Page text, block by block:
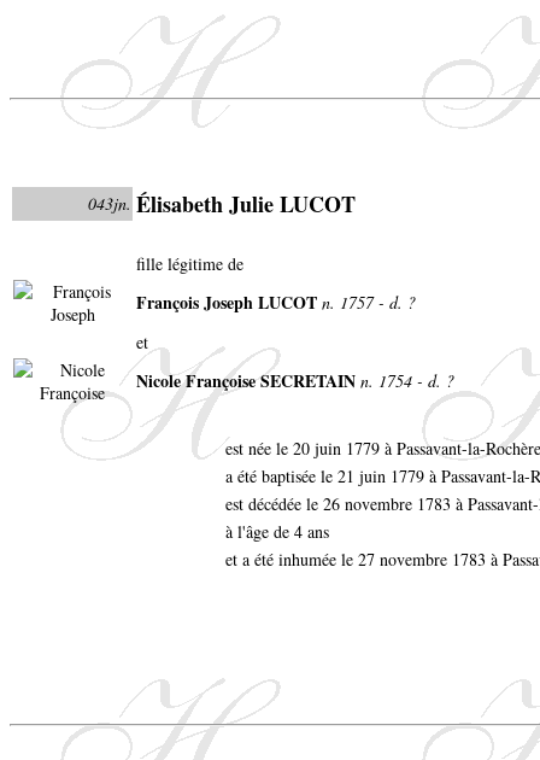
043jn. Élisabeth Julie LUCOT
fille légitime de
François Joseph LUCOT n. 1757 - d. ?
et
Nicole Françoise SECRETAIN n. 1754 - d. ?
est née le 20 juin 1779 à Passavant-la-
a été baptisée le 21 juin 1779 à Passavant-la-
est décédée le 26 novembre 1783 à
à l'âge de 4 ans
et a été inhumée le 27 novembre 1783 à